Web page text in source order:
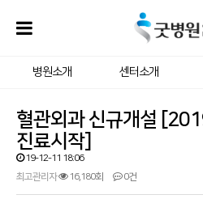
병원소개 센터소개
혈관외과 신규개설
진료시작]
19-12-11 18:06
최고관리자
16,180회 0건